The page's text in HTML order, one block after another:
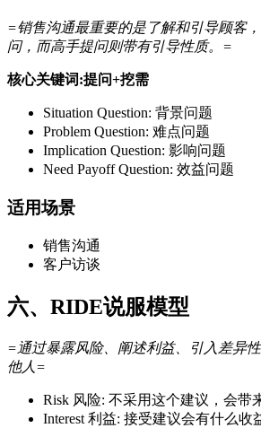
=销售沟通最重要的是了解和引导顾客
问，而高手提问则带有引导性质。=
核心关键词:提问+挖需
Situation Question: 背景问题
Problem Question: 难点问题
Implication Question: 影响问题
Need Payoff Question: 效益问题
适用场景
销售沟通
客户访谈
六、RIDE说服模型
=通过暴露风险、阐述利益、引入差异
他人=
Risk 风险: 不采用这个建议，会带
Interest 利益: 接受建议会有什么收